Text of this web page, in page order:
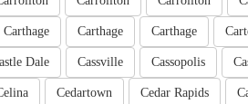
Carthage
Carthage
Carthage
Cassopolis
Cassville
Dale
Cedar Rapids
Cedartown